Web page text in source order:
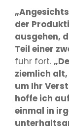
der
ausgehen,
Teil einer
fuhr fort.
ziemlich
um Ihr
hoffe ich
einmal in